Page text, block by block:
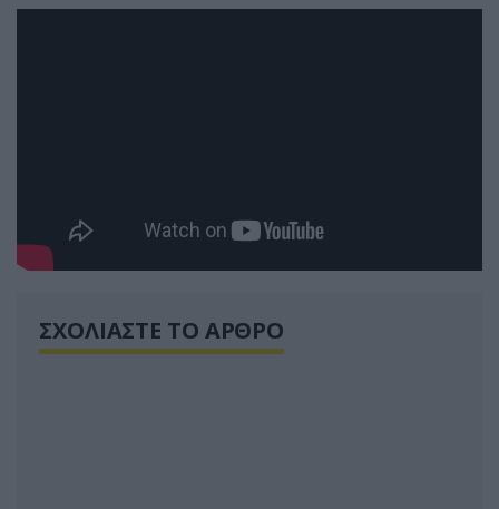
ΣΧΟΛΙΑΣΤΕ ΤΟ ΑΡΘΡΟ